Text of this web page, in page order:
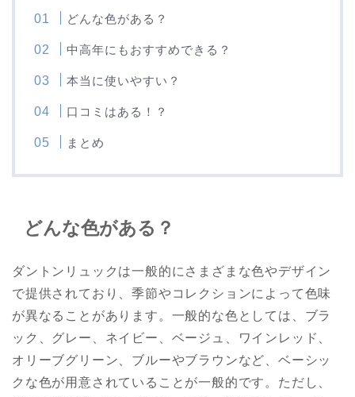
どんな色がある？
中高年にもおすすめできる？
本当に使いやすい？
口コミはある！？
まとめ
どんな色がある？
ダントンリュックは一般的にさまざまな色やデザイン
で提供されており、季節やコレクションによって色味
が異なることがあります。一般的な色としては、ブラ
ック、グレー、ネイビー、ベージュ、ワインレッド、
オリーブグリーン、ブルーやブラウンなど、ベーシッ
クな色が用意されていることが一般的です。ただし、